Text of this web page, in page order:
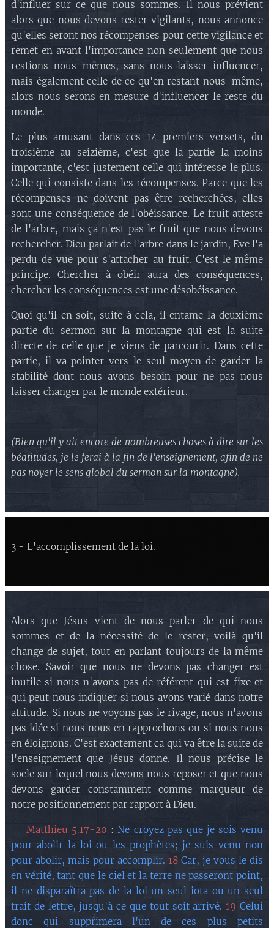
d'influer sur ce que nous sommes. Il nous prévient
alors que nous devons rester vigilants, nous annonce
qu'elles seront nos récompenses pour cette vigilance et
remet en avant l'importance non seulement que nous
restions nous-mêmes, sans nous laisser influencer,
mais également celle de ce qu'en restant nous-même,
alors nous serons en mesure d'influencer le reste du
monde.
Le plus amusant dans ces 14 premiers versets, du
troisième au seizième, c'est que la partie la moins
importante, c'est justement celle qui intéresse le plus.
Celle qui consiste dans les récompenses. Parce que les
récompenses ne doivent pas être recherchées, elles
sont une conséquence de l'obéissance. Le fruit atteste
de l'arbre, mais ça n'est pas le fruit que nous devons
rechercher. Dieu parlait de l'arbre dans le jardin, Eve l'a
perdu de vue pour s'attacher au fruit. C'est le même
principe. Chercher à obéir aura des conséquences,
chercher les conséquences est une désobéissance.
Quoi qu'il en soit, suite à cela, il entame la deuxième
partie du sermon sur la montagne qui est la suite
directe de celle que je viens de parcourir. Dans cette
partie, il va pointer vers le seul moyen de garder la
stabilité dont nous avons besoin pour ne pas nous
laisser changer par le monde extérieur.
(Bien qu'il y ait encore de nombreuses choses à dire sur les
béatitudes, je le ferai à la fin de l'enseignement, afin de ne
pas noyer le sens global du sermon sur la montagne).
3 - L'accomplissement de la loi.
Alors que Jésus vient de nous parler de qui nous
sommes et de la nécessité de le rester, voilà qu'il
change de sujet, tout en parlant toujours de la même
chose. Savoir que nous ne devons pas changer est
inutile si nous n'avons pas de référent qui est fixe et
qui peut nous indiquer si nous avons varié dans notre
attitude. Si nous ne voyons pas le rivage, nous n'avons
pas idée si nous nous en rapprochons ou si nous nous
en éloignons. C'est exactement ça qui va être la suite de
l'enseignement que Jésus donne. Il nous précise le
socle sur lequel nous devons nous reposer et que nous
devons garder constamment comme marqueur de
notre positionnement par rapport à Dieu.
❇️Matthieu 5.17-20 :Ne croyez pas que je sois venu
pour abolir la loi ou les prophètes; je suis venu non
pour abolir, mais pour accomplir. 18 Car, je vous le dis
en vérité, tant que le ciel et la terre ne passeront point,
il ne disparaîtra pas de la loi un seul iota ou un seul
trait de lettre, jusqu'à ce que tout soit arrivé.19 Celui
donc qui supprimera l'un de ces plus petits